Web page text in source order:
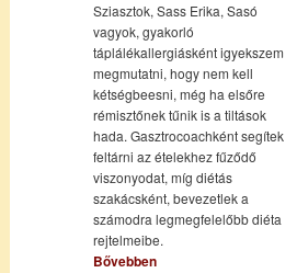
Sziasztok, Sass Erika, Sasó
vagyok, gyakorló
táplálékallergiásként igyekszem
megmutatni, hogy nem kell
kétségbeesni, még ha elsőre
rémisztőnek tűnik is a tiltások
hada. Gasztrocoachként segítek
feltárni az ételekhez fűződő
viszonyodat, míg diétás
szakácsként, bevezetlek a
számodra legmegfelelőbb diéta
rejtelmeibe.
Bővebben